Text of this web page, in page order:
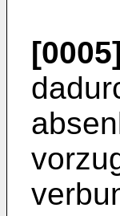
[0005]